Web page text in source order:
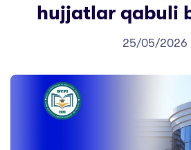
hujjatlar qabuli
25/05/2026